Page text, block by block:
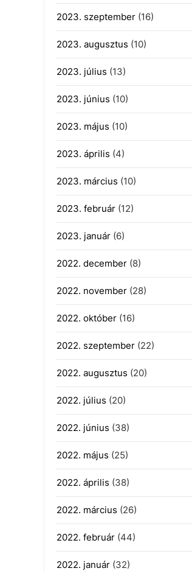
2023. szeptember(16)
2023. augusztus (10)
2023. július (13)
2023. június (10)
2023. május (10)
2023. április (4)
2023. március (10)
2023. február(12)
2023. január(6)
2022. december(8)
2022. november(28)
2022. október(16)
2022. szeptember(22)
2022. augusztus (20)
2022. július (20)
2022. június (38)
2022. május (25)
2022. április (38)
2022. március (26)
2022. február(44)
2022. január(32)